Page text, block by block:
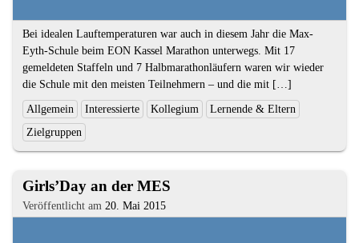
Textauszug
Bei idealen Lauftemperaturen war auch in diesem Jahr die Max-
Eyth-Schule beim EON Kassel Marathon unterwegs. Mit 17
gemeldeten Staffeln und 7 Halbmarathonläufern waren wir wieder
die Schule mit den meisten Teilnehmern – und die mit […]
Ende
des
Textauszugs
Kategorien
und
Schlagworte:
Allgemein Interessierte Kollegium
Lernende & Eltern
Zielgruppen
2.
Artikel
Girls’Day an der MES
Veröffentlicht am 20. Mai 2015